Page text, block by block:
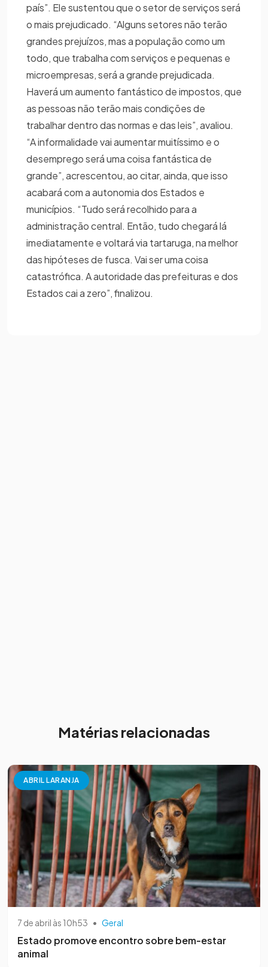
país”. Ele sustentou que o setor de serviços será
o mais prejudicado. “Alguns setores não terão
grandes prejuízos, mas a população como um
todo, que trabalha com serviços e pequenas e
microempresas, será a grande prejudicada.
Haverá um aumento fantástico de impostos, que
as pessoas não terão mais condições de
trabalhar dentro das normas e das leis”, avaliou.
“A informalidade vai aumentar muitíssimo e o
desemprego será uma coisa fantástica de
grande”, acrescentou, ao citar, ainda, que isso
acabará com a autonomia dos Estados e
municípios. “Tudo será recolhido para a
administração central. Então, tudo chegará lá
imediatamente e voltará via tartaruga, na melhor
das hipóteses de fusca. Vai ser uma coisa
catastrófica. A autoridade das prefeituras e dos
Estados cai a zero”, finalizou.
Matérias relacionadas
ABRIL LARANJA
7 de abril às 10h53 • Geral
Estado promove encontro sobre bem-estar
animal